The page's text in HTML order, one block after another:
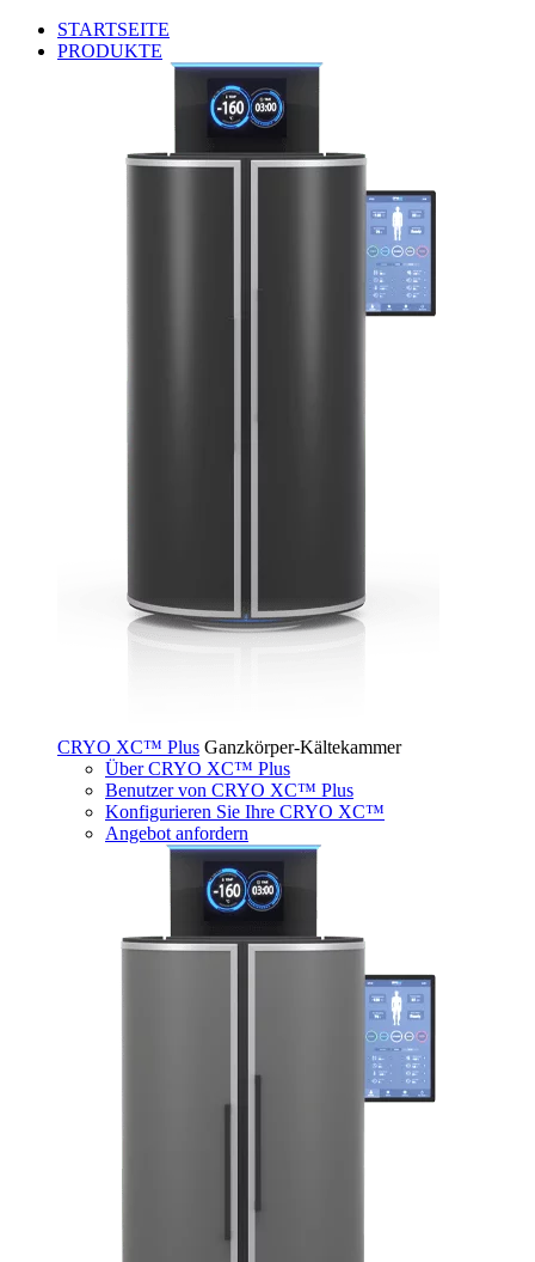
STARTSEITE
PRODUKTE
CRYO XC™ Plus Ganzkörper-Kältekammer
Über CRYO XC™ Plus
Benutzer von CRYO XC™ Plus
Konfigurieren Sie Ihre CRYO XC™
Angebot anfordern